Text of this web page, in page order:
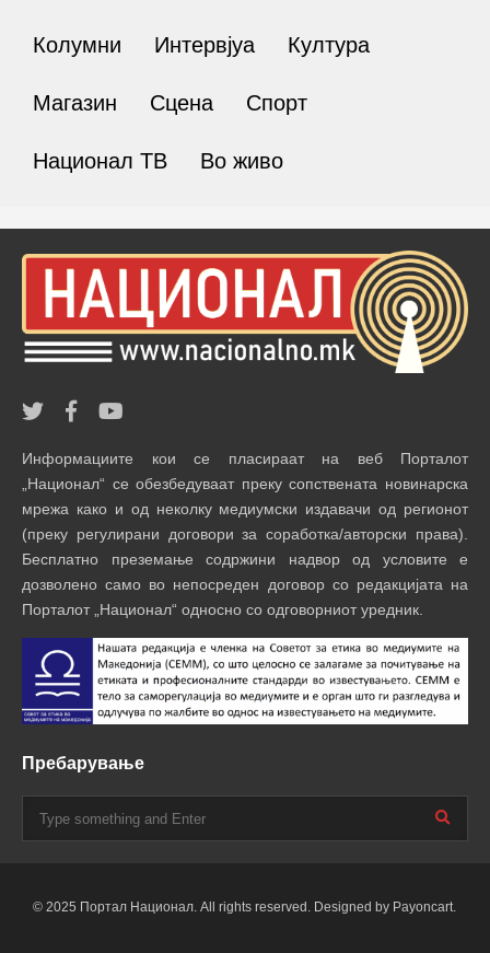
Колумни Интервјуа Култура
Магазин Сцена Спорт
Национал ТВ Во живо
Информациите кои се пласираат на веб Порталот
„Национал“ се обезбедуваат преку сопствената новинарска
мрежа како и од неколку медиумски издавачи од регионот
(преку регулирани договори за соработка/авторски права).
Бесплатно преземање содржини надвор од условите е
дозволено само во непосреден договор со редакцијата на
Порталот „Национал“ односно со одговорниот уредник.
Пребарување
© 2025 Портал Национал. All rights reserved. Designed by Payoncart.